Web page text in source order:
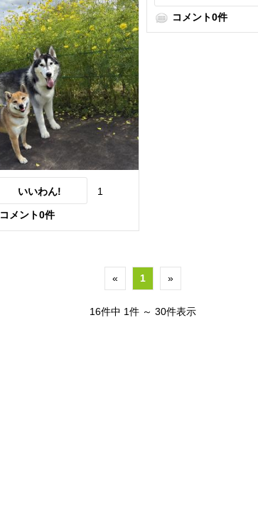
コメント0件
いいわん!
1
コメント0件
« 1 »
16件中 1件 ～ 30件表示